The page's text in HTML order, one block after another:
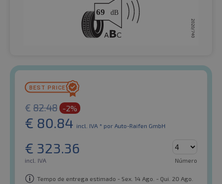
€ 82.48 -2%
€ 80.84 incl. IVA * por Auto-Raifen GmbH
€ 323.36
incl. IVA Número
Tempo de entrega estimado - Sex. 14 Ago. - Qui. 20 Ago.